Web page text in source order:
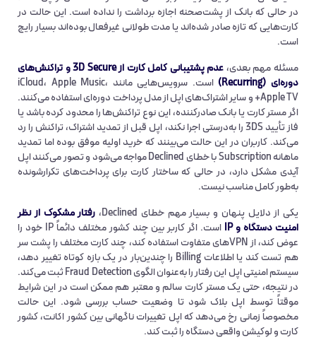
در حالی که بانک از پشت‌صحنه اجازه برداشت را نداده است. این حالت در
کارت‌هایی که تازه صادر شده‌اند یا مدت طولانی غیرفعال بوده‌اند بسیار رایج
است.
مسئله مهم بعدی،
عدم پشتیبانی کامل کارت از 3D Secure و تراکنش‌های
دوره‌ای (Recurring)
است. سرویس‌هایی مانند iCloud، Apple Music،
Apple TV+ و سایر اشتراک‌های اپل از مدل پرداخت دوره‌ای استفاده می‌کنند.
اگر مستر کارت یا بانک صادرکننده، این نوع تراکنش‌ها را محدود کرده باشد یا
فاز تأیید 3DS را به‌درستی اجرا نکند، اپل قبل از تمدید اشتراک، تراکنش را رد
می‌کند. کاربران در این حالت می‌بینند که خرید اولیه موفق بوده اما تمدید
ماهانه Subscription با خطای Declined مواجه می‌شود و تصور می‌کنند اپل
آیدی مشکل دارد، در حالی که ساختار کارت برای پرداخت‌های تکرارشونده
به‌طور کامل مناسب نیست.
یکی از دلایل پنهان و بسیار مهم خطای Declined،
رفتار مشکوک از نظر
امنیت دستگاه و IP
است. اگر کاربر بین چند کشور مختلف دائماً IP خود را
عوض کند، از VPNهای متفاوت استفاده کند، چند کارت مختلف را پشت سر
هم تست کند یا اطلاعات Billing را چندین‌بار در یک بازه کوتاه تغییر دهد،
سیستم امنیتی اپل این رفتار را به‌عنوان الگوی Fraud Detection ثبت می‌کند.
در نتیجه، حتی یک مستر کارت سالم و معتبر هم ممکن است در این شرایط
موقتاً توسط اپل بلاک شود تا وضعیت حساب بررسی شود. این حالت
مخصوصاً زمانی رخ می‌دهد که اپل تغییرات ناگهانی بین کشور اکانت، کشور
کارت و لوکیشن واقعی دستگاه را ثبت کند.